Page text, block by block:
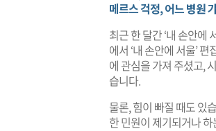
메르스 걱정, 어느 병원
최근 한 달간 ‘내 손안에
에서 ‘내 손안에 서울’
에 관심을 가져 주셨고,
습니다.
물론, 힘이 빠질 때도 있
한 민원이 제기되거나